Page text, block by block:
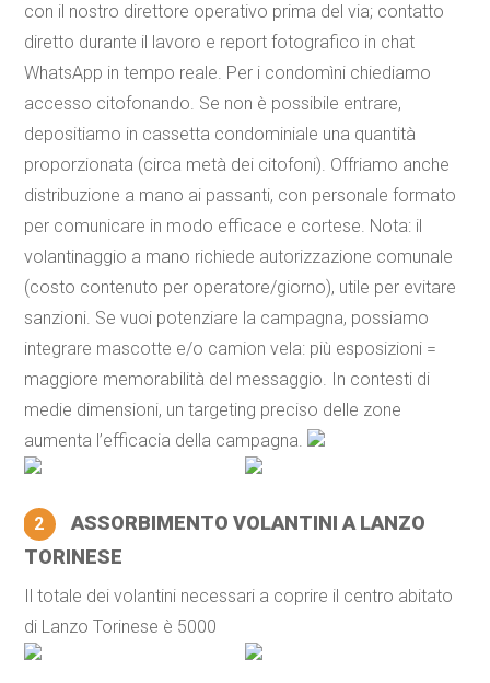
con il nostro direttore operativo prima del via; contatto
diretto durante il lavoro e report fotografico in chat
WhatsApp in tempo reale. Per i condomìni chiediamo
accesso citofonando. Se non è possibile entrare,
depositiamo in cassetta condominiale una quantità
proporzionata (circa metà dei citofoni). Offriamo anche
distribuzione a mano ai passanti, con personale formato
per comunicare in modo efficace e cortese. Nota: il
volantinaggio a mano richiede autorizzazione comunale
(costo contenuto per operatore/giorno), utile per evitare
sanzioni. Se vuoi potenziare la campagna, possiamo
integrare mascotte e/o camion vela: più esposizioni =
maggiore memorabilità del messaggio. In contesti di
medie dimensioni, un targeting preciso delle zone
aumenta l’efficacia della campagna.
2
ASSORBIMENTO VOLANTINI A LANZO
TORINESE
Il totale dei volantini necessari a coprire il centro abitato
di Lanzo Torinese è 5000